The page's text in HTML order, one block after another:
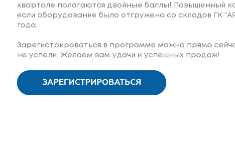
квартале полагаются двойные баллы! Повышенный
если оборудование было отгружено со складов ГК
года.
Зарегистрироваться в программе можно прямо
не успели. Желаем вам удачи и успешных продаж!